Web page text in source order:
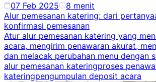
07 Feb 2025 8 menit
Alur pemesanan katering: dari
konfirmasi pemesanan
Atur alur pemesanan katering yang
acara, mengirim penawaran akurat,
dan melacak perubahan menu dengan
alur pemesanan kateringproses
kateringpengumpulan deposit acara